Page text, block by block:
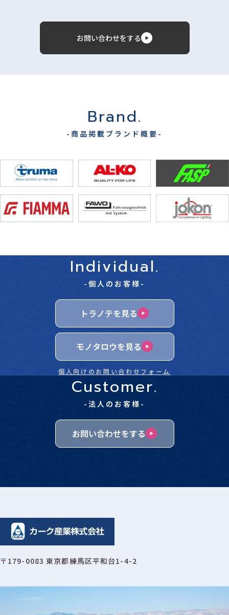
お問い合わせをする
Brand.
-商品掲載ブランド概要-
Individual.
-個人のお客様-
トラノテを見る
モノタロウを見る
個人向けのお問い合わせフォーム
Customer.
-法人のお客様-
お問い合わせをする
〒179-0083 東京都練馬区平和台1-4-2